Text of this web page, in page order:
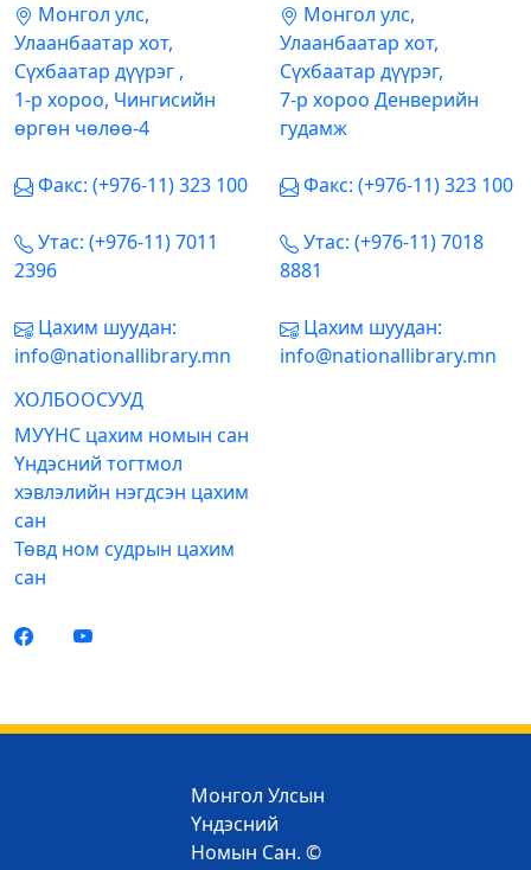
Mонгол улс,
Улаанбаатар хот,
Сүхбаатар дүүрэг ,
1-р хороо, Чингисийн
өргөн чөлөө-4
Факс: (+976-11) 323 100
Утас: (+976-11) 7011
2396
Цахим шуудан:
info@nationallibrary.mn
Mонгол улс,
Улаанбаатар хот,
Сүхбаатар дүүрэг,
7-р хороо Денверийн
гудамж
Факс: (+976-11) 323 100
Утас: (+976-11) 7018
8881
Цахим шуудан:
info@nationallibrary.mn
ХОЛБООСУУД
МУҮНС цахим номын сан
Үндэсний тогтмол
хэвлэлийн нэгдсэн цахим
сан
Төвд ном судрын цахим
сан
Монгол Улсын
Үндэсний
Номын Сан. ©